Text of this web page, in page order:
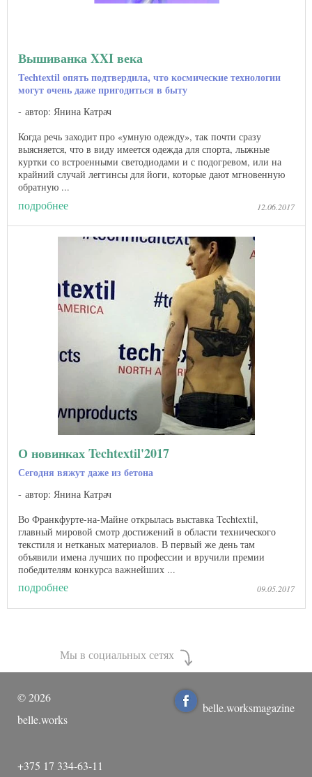
Вышиванка XXI века
Techtextil опять подтвердила, что космические технологии
могут очень даже пригодиться в быту
автор: Янина Катрач
Когда речь заходит про «умную одежду», так почти сразу
выясняется, что в виду имеется одежда для спорта, лыжные
куртки со встроенными светодиодами и с подогревом, или на
крайний случай леггинсы для йоги, которые дают мгновенную
обратную ...
подробнее 12.06.2017
О новинках Techtextil'2017
Сегодня вяжут даже из бетона
автор: Янина Катрач
Во Франкфурте-на-Майне открылась выставка Techtextil,
главный мировой смотр достижений в области технического
текстиля и нетканых материалов. В первый же день там
объявили имена лучших по профессии и вручили премии
победителям конкурса важнейших ...
подробнее 09.05.2017
©2026
belle.works
+375 17 334-63-11
Мы в социальных сетях
belle.worksmagazine